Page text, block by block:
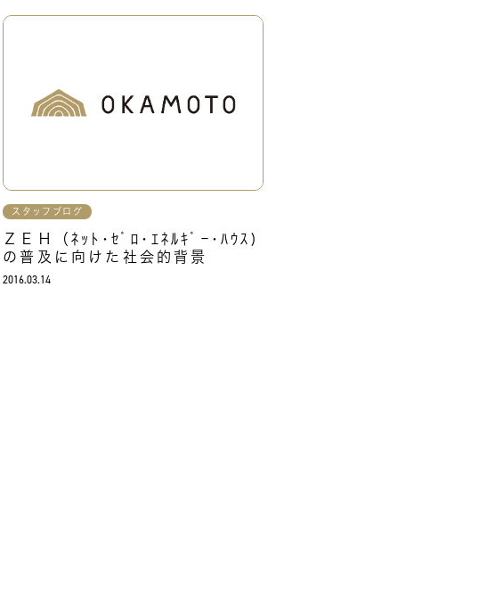
スタッフブログ
ＺＥＨ（ﾈｯﾄ･ｾﾞﾛ･ｴﾈﾙｷﾞｰ･ﾊｳｽ)
の普及に向けた社会的背景
2016.03.14